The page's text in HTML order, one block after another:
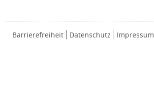
Barrierefreiheit Datenschutz Impressum